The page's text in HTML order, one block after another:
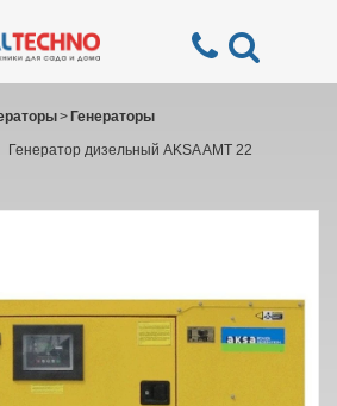
Генераторы
>
Генератор дизельный AKSA AMT 22